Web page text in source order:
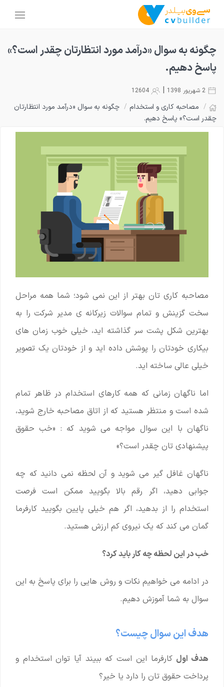
چگونه به سوال «درآمد مورد انتظارتان چقدر است؟»
پاسخ دهیم.
|
/ مصاحبه کاری و استخدام / چگونه به سوال «درآمد مورد انتظارتان
چقدر است؟» پاسخ دهیم.
مصاحبه کاری تان بهتر از این نمی شود؛ شما همه مراحل
سخت گزینش و تمام سوالات زیرکانه ی مدیر شرکت را به
بهترین شکل پشت سر گذاشته اید، خیلی خوب زمان های
بیکاری خودتان را پوشش داده اید و از خودتان یک تصویر
خیلی عالی ساخته اید.
اما ناگهان زمانی که همه کارهای استخدام در ظاهر تمام
شده است و منتظر هستید که از اتاق مصاحبه خارج شوید،
ناگهان با این سوال مواجه می شوید که : «خب حقوق
پیشنهادی تان چقدر است؟»
ناگهان غافل گیر می شوید و آن لحظه نمی دانید که چه
جوابی دهید، اگر رقم بالا بگویید ممکن است فرصت
استخدام را از بدهید، اگر هم خیلی پایین بگویید کارفرما
گمان می کند که یک نیروی کم ارزش هستید.
خب در این لحظه چه کار باید کرد؟
در ادامه می خواهیم نکات و روش هایی را برای پاسخ به این
سوال به شما آموزش دهیم.
هدف این سوال چیست؟
هدف اول کارفرما این است که ببیند آیا توان استخدام و
پرداخت حقوق تان را دارد یا خیر؟